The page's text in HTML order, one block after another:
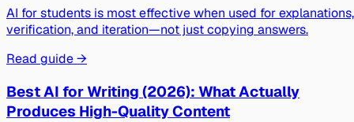
AI for students is most effective when used for explanations,
verification, and iteration—not just copying answers.
Read guide →
Best AI for Writing (2026): What Actually
Produces High-Quality Content